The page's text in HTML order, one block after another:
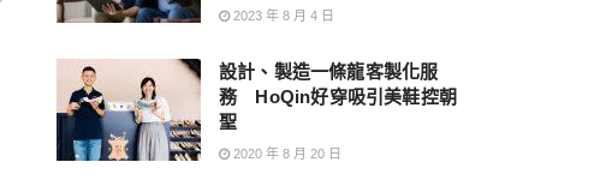
2023 年 8 月 4 日
設計、製造一條龍客製化服
務 HoQin好穿吸引美鞋控朝
聖
2020 年 8 月 20 日